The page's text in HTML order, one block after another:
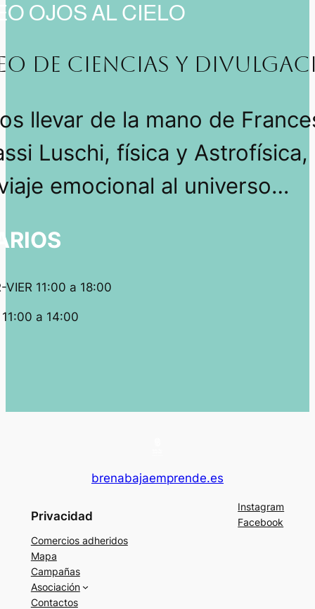
OJOS AL CIELO
DE CIENCIAS Y
llevar de la mano de
Luschi, física y Astrofísica,
emocional al universo…
VIER 11:00 a 18:00
a 14:00
brenabajaemprende.es
Privacidad
Comercios adheridos
Mapa
Campañas
Asociación
Contactos
Instagram
Facebook